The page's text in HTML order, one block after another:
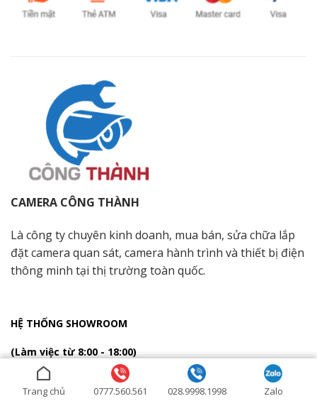
CAMERA CÔNG THÀNH
Là công ty chuyên kinh doanh, mua bán, sửa chữa lắp
đặt camera quan sát, camera hành trình và thiết bị điện
thông minh tại thị trường toàn quốc.
HỆ THỐNG SHOWROOM
(Làm việc từ 8:00 - 18:00)
Địa Chỉ: 51 đường số 18, phường Bình Hưng Hoà,
Trang chủ 0777.560.561 028.9998.1998 Zalo